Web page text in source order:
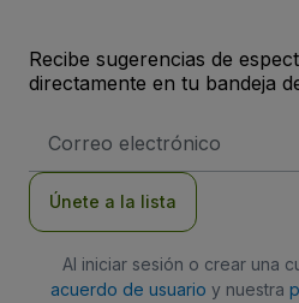
Recibe sugerencias de
directamente en tu bandeja
de
Únete a la lista
Al iniciar sesión o crear una
acuerdo de usuario y nuestra